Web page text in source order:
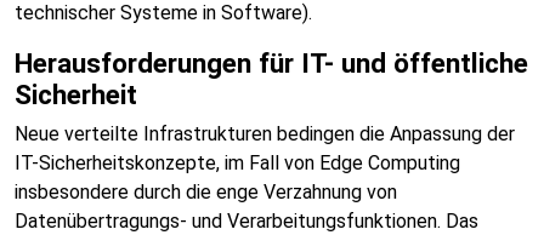
technischer Systeme in Software).
Herausforderungen für IT- und öffentliche
Sicherheit
Neue verteilte Infrastrukturen bedingen die Anpassung der
IT-Sicherheitskonzepte, im Fall von Edge Computing
insbesondere durch die enge Verzahnung von
Datenübertragungs- und Verarbeitungsfunktionen. Das